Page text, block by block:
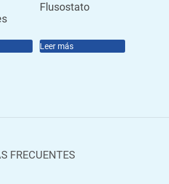
Flusostato
Leer más
FRECUENTES